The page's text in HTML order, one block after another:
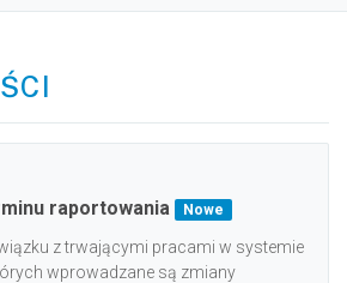
raportowania Nowe
z trwającymi pracami w systemie
wprowadzane są zmiany